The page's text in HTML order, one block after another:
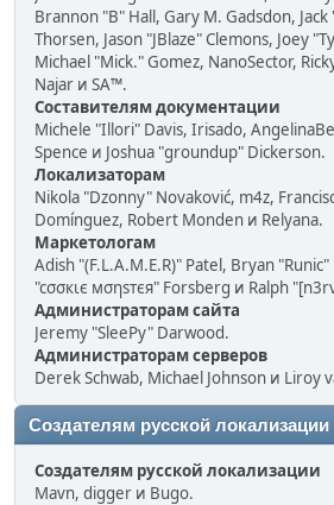
Brannon "B" Hall, Gary M. Gadsdon,
Thorsen, Jason "JBlaze" Clemons, Joey
Michael "Mick." Gomez, NanoSector,
Najar и SA™.
Составителям документации
Michele "Illori" Davis, Irisado,
Spence и Joshua "groundup" Dickerson.
Локализаторам
Nikola "Dzonny" Novaković, m4z,
Domínguez, Robert Monden и Relyana.
Маркетологам
Adish "(F.L.A.M.E.R)" Patel, Bryan
"cσσкιє мσηѕтєя" Forsberg и Ralph
Администраторам сайта
Jeremy "SleePy" Darwood.
Администраторам серверов
Derek Schwab, Michael Johnson и Liroy
Создателям русской локализации
Создателям русской локализации
Mavn, digger и Bugo.